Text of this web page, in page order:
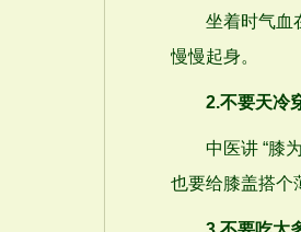
坐着时气血在
慢慢起身。
2.不要天冷
中医讲 “膝为
也要给膝盖搭个